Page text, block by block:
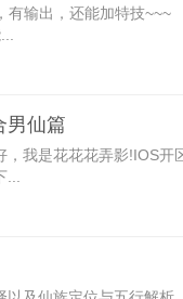
有输出，还能加特技~~~
男仙篇
我是花花花弄影!IOS开